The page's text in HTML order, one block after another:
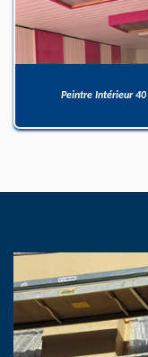
Peintre Intérieur 40